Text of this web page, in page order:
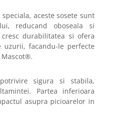
aceste sosete sunt
reducand oboseala si
durabilitatea si ofera
uzurii, facandu-le perfecte
sigura si stabila,
Partea inferioara
asupra picioarelor in